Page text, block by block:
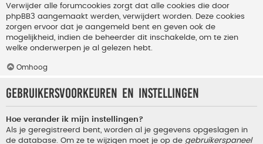
Verwijder alle forumcookies zorgt dat alle cookies die door
phpBB3 aangemaakt werden, verwijdert worden. Deze cookies
zorgen ervoor dat je aangemeld bent en geven ook de
mogelijkheid, indien de beheerder dit inschakelde, om te zien
welke onderwerpen je al gelezen hebt.
Omhoog
Gebruikersvoorkeuren en instellingen
Hoe verander ik mijn instellingen?
Als je geregistreerd bent, worden al je gegevens opgeslagen in
de database. Om ze te wijzigen moet je op de gebruikerspaneel